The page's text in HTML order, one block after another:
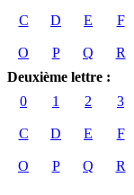
C D E F
O P Q R
Deuxième lettre :
0
1 2 3
C D E F
O P Q R